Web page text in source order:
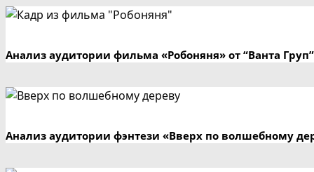
Анализ аудитории фильма «Робоняня» от “Ванта Груп”
Анализ аудитории фэнтези «Вверх по волшебному